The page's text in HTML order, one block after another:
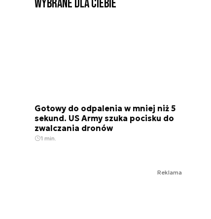
Wybrane dla Ciebie
Gotowy do odpalenia w mniej niż 5
sekund. US Army szuka pocisku do
zwalczania dronów
1 min.
Reklama